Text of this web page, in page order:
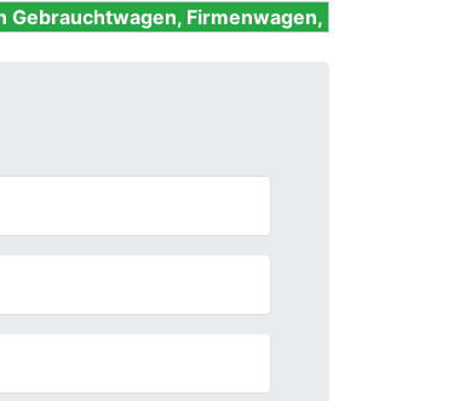
Firmenwagen, Unfallwagen,